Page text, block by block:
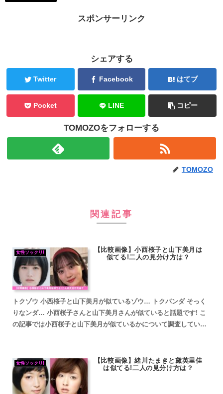
スポンサーリンク
シェアする
Twitter Facebook はてブ
Pocket LINE コピー
TOMOZOをフォローする
TOMOZO
関連記事
女性ソックリ!
【比較画像】小西桜子と山下美月は
似てる!二人の見分け方は？
トクゾウ 小西桜子と山下美月が似ているゾウ… トクパンダ そっく
りなンダ… 小西桜子さんと山下美月さんが似ていると話題です! こ
の記事では小西桜子と山下美月が似ているかについて調査していき
女性ソックリ!
【比較画像】緒川たまきと黛英里佳
は似てる!二人の見分け方は？